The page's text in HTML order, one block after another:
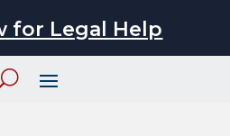
for Legal Help